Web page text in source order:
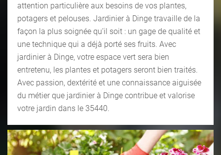
attention particulière aux besoins de vos plantes,
potagers et pelouses. Jardinier à Dinge travaille de la
façon la plus soignée qu’il soit : un gage de qualité et
une technique qui a déjà porté ses fruits. Avec
jardinier à Dinge, votre espace vert sera bien
entretenu, les plantes et potagers seront bien traités.
Avec passion, dextérité et une connaissance aiguisée
du métier que jardinier à Dinge contribue et valorise
votre jardin dans le 35440.